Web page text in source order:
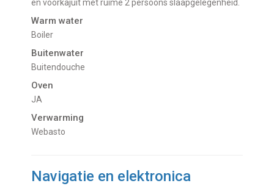
en voorkajuit met ruime 2 persoons slaapgelegenheid.
Warm water
Boiler
Buitenwater
buitendouche
Oven
JA
Verwarming
Webasto
Navigatie en elektronica